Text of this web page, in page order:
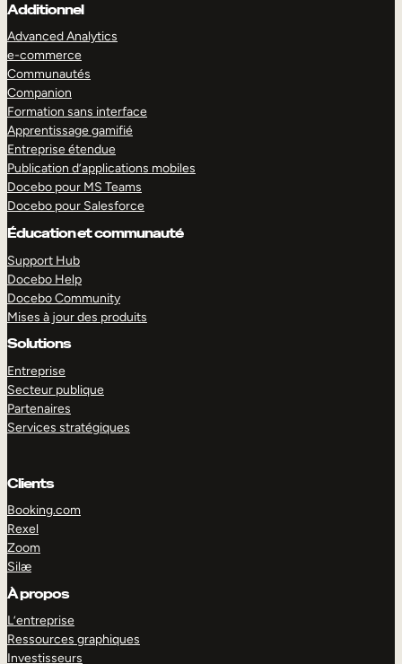
Additionnel
Advanced Analytics
e-commerce
Communautés
Companion
Formation sans interface
Apprentissage gamifié
Entreprise étendue
Publication d’applications mobiles
Docebo pour MS Teams
Docebo pour Salesforce
Éducation et communauté
Support Hub
Docebo Help
Docebo Community
Mises à jour des produits
Solutions
Entreprise
Secteur publique
Partenaires
Services stratégiques
Clients
Booking.com
Rexel
Zoom
Silæ
À propos
L’entreprise
Ressources graphiques
Investisseurs